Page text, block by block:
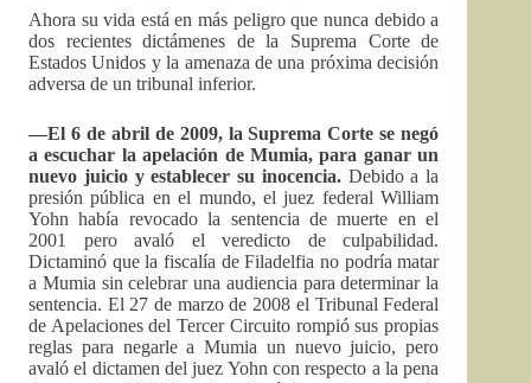
Ahora su vida está en más peligro que nunca debido a
dos recientes dictámenes de la Suprema Corte de
Estados Unidos y la amenaza de una próxima decisión
adversa de un tribunal inferior.
––El 6 de abril de 2009, la Suprema Corte se negó
a escuchar la apelación de Mumia, para ganar un
nuevo juicio y establecer su inocencia.Debido a la
presión pública en el mundo, el juez federal William
Yohn había revocado la sentencia de muerte en el
2001 pero avaló el veredicto de culpabilidad.
Dictaminó que la fiscalía de Filadelfia no podría matar
a Mumia sin celebrar una audiencia para determinar la
sentencia. El 27 de marzo de 2008 el Tribunal Federal
de Apelaciones del Tercer Circuito rompió sus propias
reglas para negarle a Mumia un nuevo juicio, pero
avaló el dictamen del juez Yohn con respecto a la pena